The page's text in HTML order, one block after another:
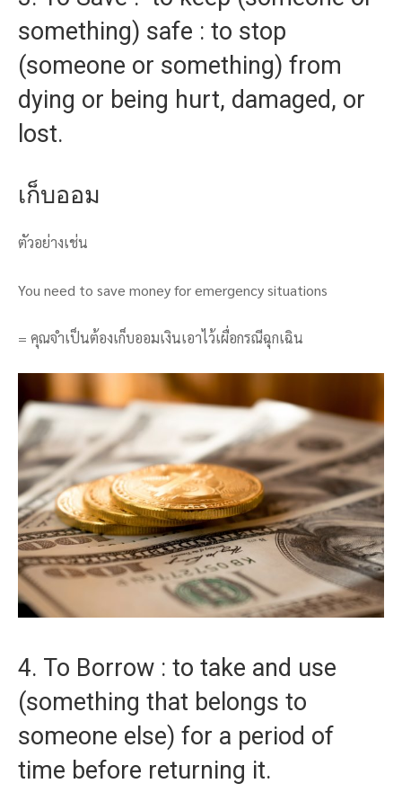
something) safe : to stop
(someone or something) from
dying or being hurt, damaged, or
lost.
เก็บออม
ตัวอย่างเช่น
You need to save money for emergency situations
= คุณจำเป็นต้องเก็บออมเงินเอาไว้เผื่อกรณีฉุกเฉิน
4. To Borrow : to take and use
(something that belongs to
someone else) for a period of
time before returning it.